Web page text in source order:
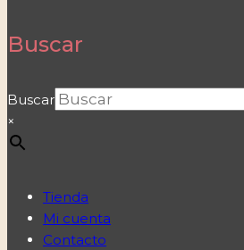
Buscar
Buscar
×
Tienda
Mi cuenta
Contacto